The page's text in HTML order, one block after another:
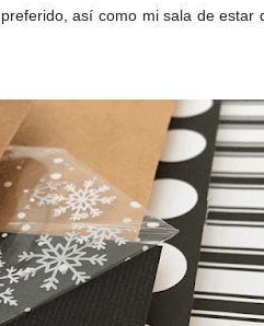
así como mi sala de estar